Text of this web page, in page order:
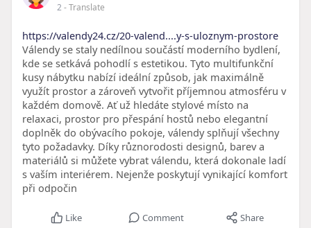
2- Translate
https://valendy24.cz/20-valend....y-s-uloznym-prostore
Válendy se staly nedílnou součástí moderního bydlení,
kde se setkává pohodlí s estetikou. Tyto multifunkční
kusy nábytku nabízí ideální způsob, jak maximálně
využít prostor a zároveň vytvořit příjemnou atmosféru v
každém domově. Ať už hledáte stylové místo na
relaxaci, prostor pro přespání hostů nebo elegantní
doplněk do obývacího pokoje, válendy splňují všechny
tyto požadavky. Díky různorodosti designů, barev a
materiálů si můžete vybrat válendu, která dokonale ladí
s vaším interiérem. Nejenže poskytují vynikající komfort
při odpočin
Like Comment Share